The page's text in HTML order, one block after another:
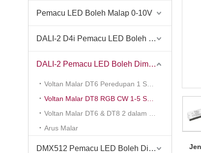
Pemacu LED Boleh Malap 0-10V
DALI-2 D4i Pemacu LED Boleh Dimalapkan
DALI-2 Pemacu LED Boleh Dimalapkan
Arus Malar
DMX512 Pemacu LED Boleh Dimalapkan